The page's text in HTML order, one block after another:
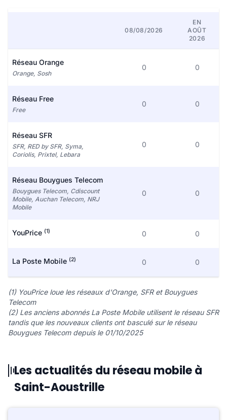
08/08/2026
EN
AOÛT
2026
Réseau Orange
Orange, Sosh
0 0
Réseau Free
Free
0 0
Réseau SFR
SFR, RED by SFR, Syma,
Coriolis, Prixtel, Lebara
0 0
Réseau Bouygues Telecom
Bouygues Telecom, Cdiscount
Mobile, Auchan Telecom, NRJ
Mobile
0 0
YouPrice (1) 0 0
La Poste Mobile (2) 0 0
(1) YouPrice loue les réseaux d'Orange, SFR et Bouygues
Telecom
(2) Les anciens abonnés La Poste Mobile utilisent le réseau SFR
tandis que les nouveaux clients ont basculé sur le réseau
Bouygues Telecom depuis le 01/10/2025
Les actualités du réseau mobile à
Saint-Aoustrille